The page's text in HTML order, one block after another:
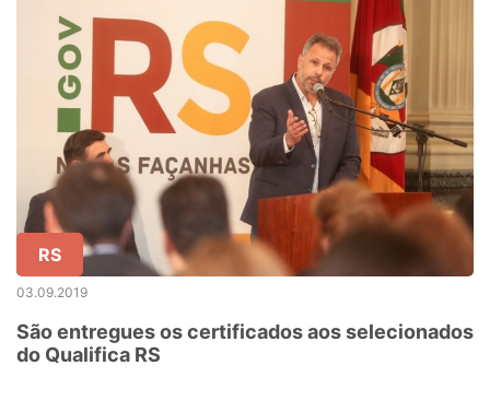
RS
03.09.2019
São entregues os certificados aos selecionados
do Qualifica RS